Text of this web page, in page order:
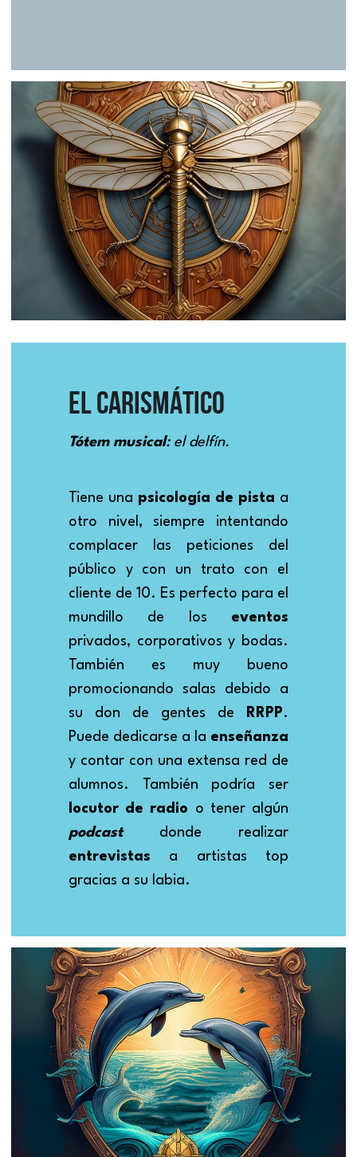
EL CARISMÁTICO
Tótem musical: el delfín.
Tiene una psicología de pista a
otro nivel, siempre intentando
complacer las peticiones del
público y con un trato con el
cliente de 10. Es perfecto para el
mundillo de los
privados, corporativos y bodas.
También es muy bueno
promocionando salas debido a
su don de gentes de
RRPP.
Puede dedicarse a la
y contar con una extensa red de
locutor de radio
podcast
entrevistas a artistas top
gracias a su labia.